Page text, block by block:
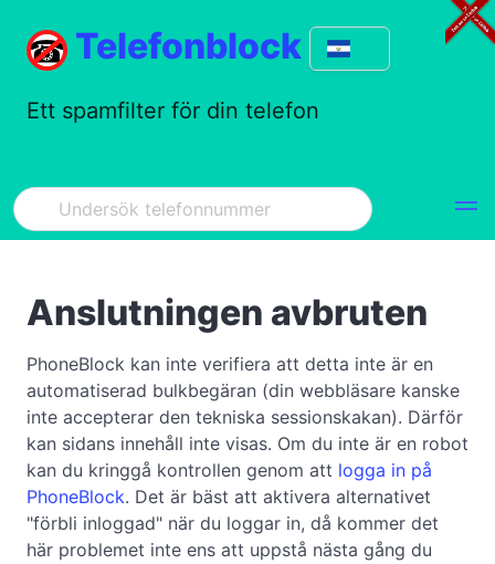
Telefonblock
Ett spamfilter för din telefon
Anslutningen avbruten
PhoneBlock kan inte verifiera att detta inte är en
automatiserad bulkbegäran (din webbläsare kanske
inte accepterar den tekniska sessionskakan). Därför
kan sidans innehåll inte visas. Om du inte är en robot
kan du kringgå kontrollen genom att logga in på
PhoneBlock. Det är bäst att aktivera alternativet
"förbli inloggad" när du loggar in, då kommer det
här problemet inte ens att uppstå nästa gång du